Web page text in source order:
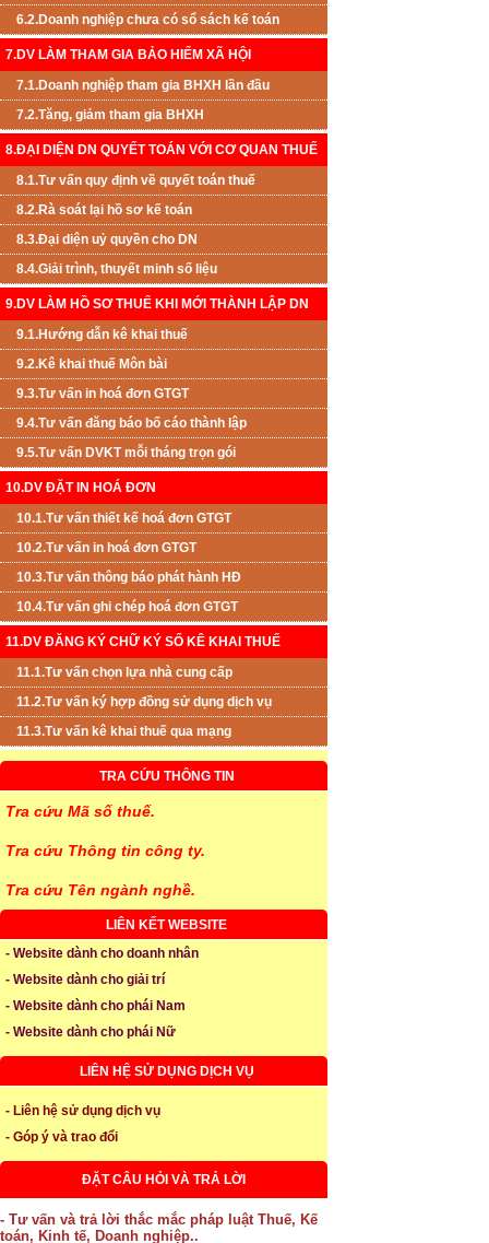
6.2.Doanh nghiệp chưa có sổ sách kế toán
7.DV LÀM THAM GIA BẢO HIỂM XÃ HỘI
7.1.Doanh nghiệp tham gia BHXH lần đầu
7.2.Tăng, giảm tham gia BHXH
8.ĐẠI DIỆN DN QUYẾT TOÁN VỚI CƠ QUAN THUẾ
8.1.Tư vấn quy định về quyết toán thuế
8.2.Rà soát lại hồ sơ kế toán
8.3.Đại diện uỷ quyền cho DN
8.4.Giải trình, thuyết minh số liệu
9.DV LÀM HỒ SƠ THUẾ KHI MỚI THÀNH LẬP DN
9.1.Hướng dẫn kê khai thuế
9.2.Kê khai thuế Môn bài
9.3.Tư vấn in hoá đơn GTGT
9.4.Tư vấn đăng báo bố cáo thành lập
9.5.Tư vấn DVKT mỗi tháng trọn gói
10.DV ĐẶT IN HOÁ ĐƠN
10.1.Tư vấn thiết kế hoá đơn GTGT
10.2.Tư vấn in hoá đơn GTGT
10.3.Tư vấn thông báo phát hành HĐ
10.4.Tư vấn ghi chép hoá đơn GTGT
11.DV ĐĂNG KÝ CHỮ KÝ SỐ KÊ KHAI THUẾ
11.1.Tư vấn chọn lựa nhà cung cấp
11.2.Tư vấn ký hợp đồng sử dụng dịch vụ
11.3.Tư vấn kê khai thuế qua mạng
TRA CỨU THÔNG TIN
Tra cứu Mã số thuế.
Tra cứu Thông tin công ty.
Tra cứu Tên ngành nghề.
LIÊN KẾT WEBSITE
- Website dành cho doanh nhân
- Website dành cho giải trí
- Website dành cho phái Nam
- Website dành cho phái Nữ
LIÊN HỆ SỬ DỤNG DỊCH VỤ
- Liên hệ sử dụng dịch vụ
- Góp ý và trao đổi
ĐẶT CÂU HỎI VÀ TRẢ LỜI
- Tư vấn và trả lời thắc mắc pháp luật Thuế, Kế
toán, Kinh tế, Doanh nghiệp..